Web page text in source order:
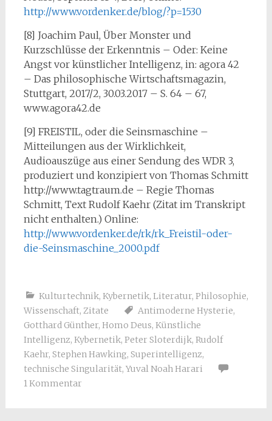
http://www.vordenker.de/blog/?p=1530
[8] Joachim Paul, Über Monster und
Kurzschlüsse der Erkenntnis – Oder: Keine
Angst vor künstlicher Intelligenz, in: agora 42
– Das philosophische Wirtschaftsmagazin,
Stuttgart, 2017/2, 30.03.2017 – S. 64 – 67,
www.agora42.de
[9] FREISTIL, oder die Seinsmaschine –
Mitteilungen aus der Wirklichkeit,
Audioauszüge aus einer Sendung des WDR 3,
produziert und konzipiert von Thomas Schmitt
http://www.tagtraum.de – Regie Thomas
Schmitt, Text Rudolf Kaehr (Zitat im Transkript
nicht enthalten.) Online:
http://www.vordenker.de/rk/rk_Freistil-oder-
die-Seinsmaschine_2000.pdf
Kulturtechnik, Kybernetik, Literatur, Philosophie,
Wissenschaft, Zitate Antimoderne Hysterie,
Gotthard Günther, Homo Deus, Künstliche
Intelligenz, Kybernetik, Peter Sloterdijk, Rudolf
Kaehr, Stephen Hawking, Superintelligenz,
technische Singularität, Yuval Noah Harari
1 Kommentar